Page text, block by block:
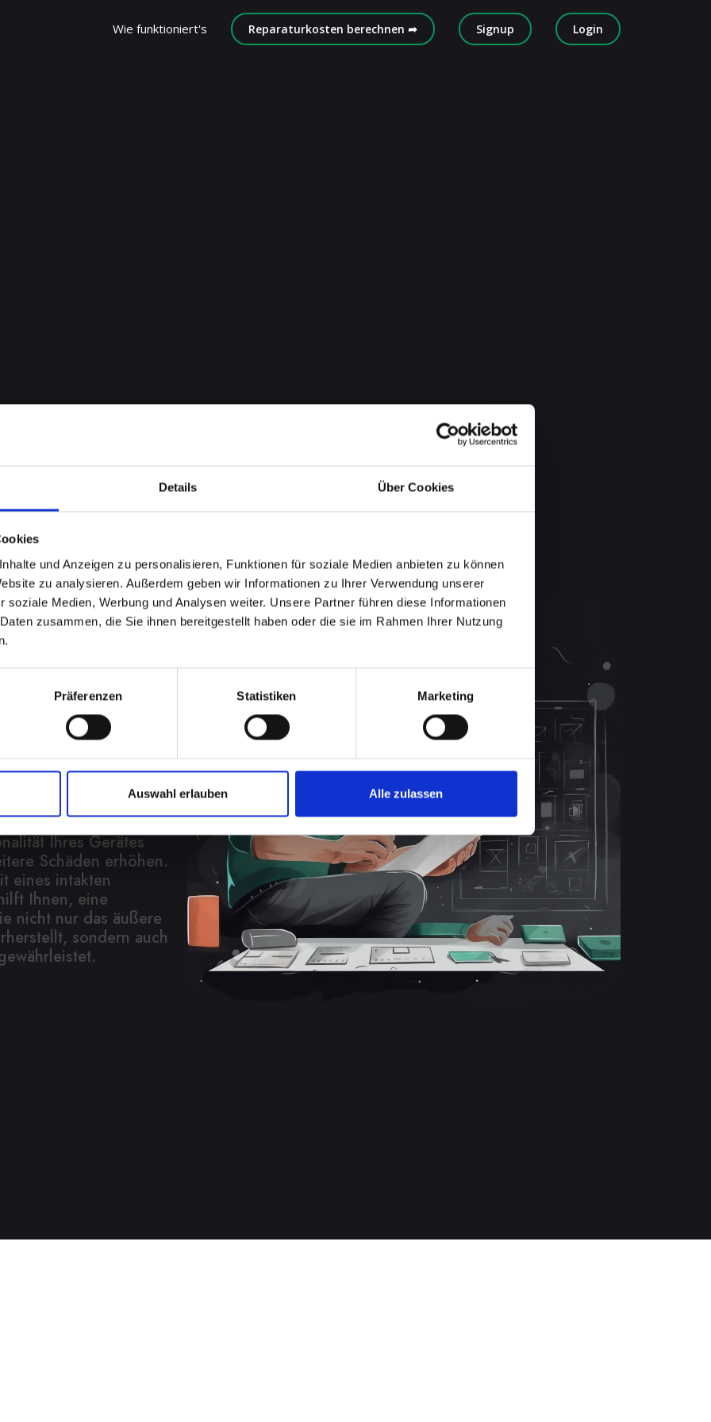
Details Über Cookies
und Anzeigen zu personalisieren, Funktionen für soziale Medien anbieten zu können
zu analysieren. Außerdem geben wir Informationen zu Ihrer Verwendung unserer
soziale Medien, Werbung und Analysen weiter. Unsere Partner führen diese Informationen
zusammen, die Sie ihnen bereitgestellt haben oder die sie im Rahmen Ihrer Nutzung
Präferenzen Statistiken Marketing
Auswahl erlauben Alle zulassen
Wie funktioniert's Reparaturkosten berechnen ➦ Signup Login
14 in
14 kann mehr
Es schützt wichtige
Staub. Eine
Ihres Gerätes
Schäden erhöhen.
eines intakten
Ihnen, eine
nicht nur das äußere
sondern auch